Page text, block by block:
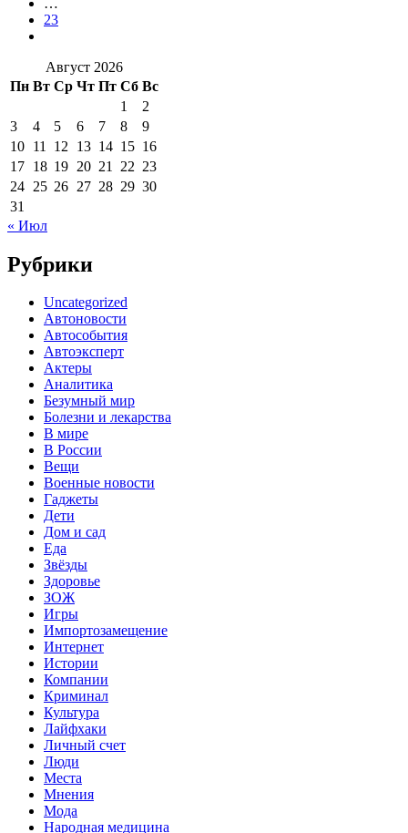
23
Август 2026
Пн Вт Ср Чт Пт Сб Вс
1
2
3
4 5 6 7 8
9
10 11 12 13 14 15 16
17 18 19 20 21 22 23
24 25 26 27 28 29 30
31
« Июл
Рубрики
Uncategorized
Автоновости
Автособытия
Автоэксперт
Актеры
Аналитика
Безумный мир
Болезни и лекарства
В мире
В России
Вещи
Военные новости
Гаджеты
Дети
Дом и сад
Еда
Звёзды
Здоровье
ЗОЖ
Игры
Импортозамещение
Интернет
Истории
Компании
Криминал
Культура
Лайфхаки
Личный счет
Люди
Места
Мнения
Мода
Народная медицина